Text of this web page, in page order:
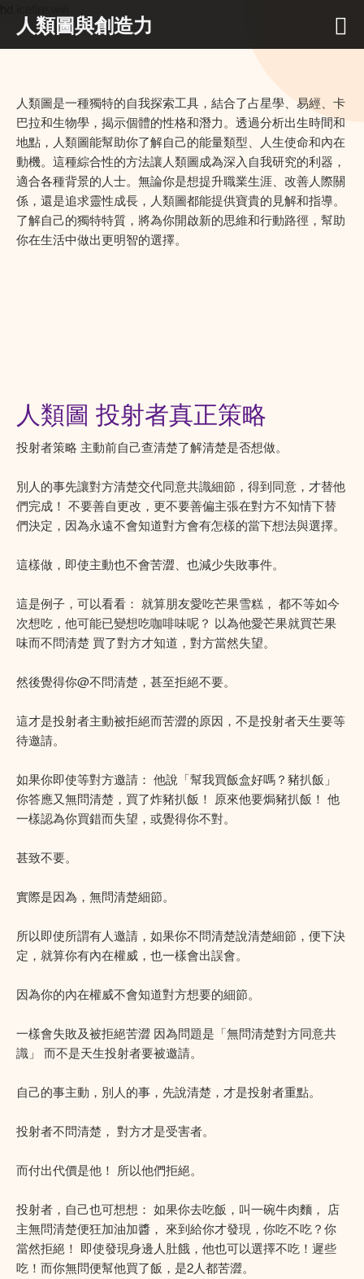
人類圖與創造力
人類圖是一種獨特的自我探索工具，結合了占星學、易經、卡
巴拉和生物學，揭示個體的性格和潛力。透過分析出生時間和
地點，人類圖能幫助你了解自己的能量類型、人生使命和內在
動機。這種綜合性的方法讓人類圖成為深入自我研究的利器，
適合各種背景的人士。無論你是想提升職業生涯、改善人際關
係，還是追求靈性成長，人類圖都能提供寶貴的見解和指導。
了解自己的獨特特質，將為你開啟新的思維和行動路徑，幫助
你在生活中做出更明智的選擇。
人類圖 投射者真正策略
投射者策略 主動前自己查清楚了解清楚是否想做。
別人的事先讓對方清楚交代同意共識細節，得到同意，才替他
們完成！ 不要善自更改，更不要善偏主張在對方不知情下替
們決定，因為永遠不會知道對方會有怎樣的當下想法與選擇。
這樣做，即使主動也不會苦澀、也減少失敗事件。
這是例子，可以看看： 就算朋友愛吃芒果雪糕， 都不等如今
次想吃，他可能已變想吃咖啡味呢？ 以為他愛芒果就買芒果
味而不問清楚 買了對方才知道，對方當然失望。
然後覺得你@不問清楚，甚至拒絕不要。
這才是投射者主動被拒絕而苦澀的原因，不是投射者天生要等
待邀請。
如果你即使等對方邀請： 他說「幫我買飯盒好嗎？豬扒飯」
你答應又無問清楚，買了炸豬扒飯！ 原來他要焗豬扒飯！ 他
一樣認為你買錯而失望，或覺得你不對。
甚致不要。
實際是因為，無問清楚細節。
所以即使所謂有人邀請，如果你不問清楚說清楚細節，便下決
定，就算你有內在權威，也一樣會出誤會。
因為你的內在權威不會知道對方想要的細節。
一樣會失敗及被拒絕苦澀 因為問題是「無問清楚對方同意共
識」 而不是天生投射者要被邀請。
自己的事主動，別人的事，先說清楚，才是投射者重點。
投射者不問清楚， 對方才是受害者。
而付出代價是他！ 所以他們拒絕。
投射者，自己也可想想： 如果你去吃飯，叫一碗牛肉麵， 店
主無問清楚便狂加油加醬， 來到給你才發現，你吃不吃？你
當然拒絕！ 即使發現身邊人肚餓，他也可以選擇不吃！遲些
吃！而你無問便幫他買了飯，是2人都苦澀。